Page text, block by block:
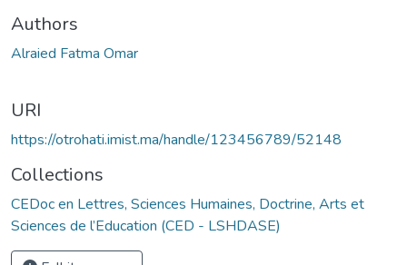
Authors
Alraied Fatma Omar
URI
https://otrohati.imist.ma/handle/123456789/52148
Collections
CEDoc en Lettres, Sciences Humaines, Doctrine, Arts et
Sciences de l’Education (CED - LSHDASE)